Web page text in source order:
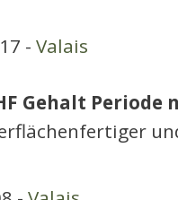
- Valais
Gehalt